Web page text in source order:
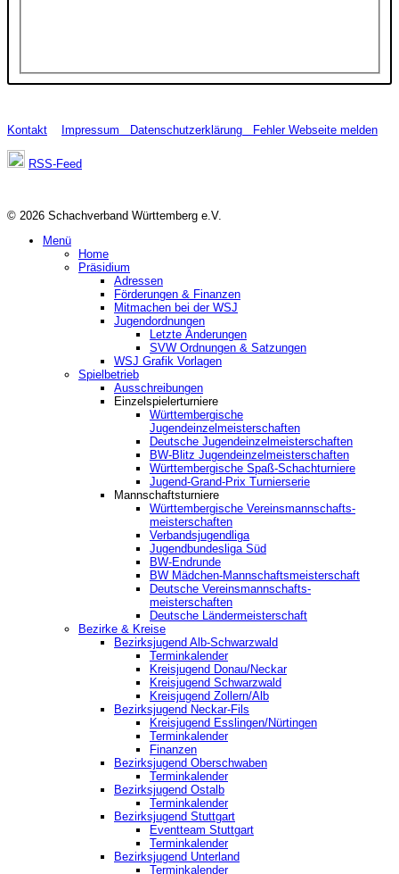
Kontakt Impressum Datenschutzerklärung Fehler Webseite melden
RSS-Feed
© 2026 Schachverband Württemberg e.V.
Menü
Home
Präsidium
Adressen
Förderungen & Finanzen
Mitmachen bei der WSJ
Jugendordnungen
Letzte Änderungen
SVW Ordnungen & Satzungen
WSJ Grafik Vorlagen
Spielbetrieb
Ausschreibungen
Einzelspielerturniere
Württembergische
Jugendeinzelmeisterschaften
Deutsche Jugendeinzelmeisterschaften
BW-Blitz Jugendeinzelmeisterschaften
Württembergische Spaß-Schachturniere
Jugend-Grand-Prix Turnierserie
Mannschaftsturniere
Württembergische Vereinsmannschafts-
meisterschaften
Verbandsjugendliga
Jugendbundesliga Süd
BW-Endrunde
BW Mädchen-Mannschaftsmeisterschaft
Deutsche Vereinsmannschafts-
meisterschaften
Deutsche Ländermeisterschaft
Bezirke & Kreise
Bezirksjugend Alb-Schwarzwald
Terminkalender
Kreisjugend Donau/Neckar
Kreisjugend Schwarzwald
Kreisjugend Zollern/Alb
Bezirksjugend Neckar-Fils
Kreisjugend ‎Esslingen/Nürtingen
Terminkalender
Finanzen
Bezirksjugend Oberschwaben
Terminkalender
Bezirksjugend Ostalb
Terminkalender
Bezirksjugend Stuttgart
‎Eventteam Stuttgart
Terminkalender
Bezirksjugend Unterland
Terminkalender